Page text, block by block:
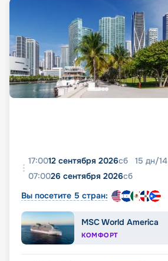
17:0012 сентября 2026сб 15 дн/14
07:0026 сентября 2026сб
Вы посетите 5 стран:
MSC World America
КОМФОРТ